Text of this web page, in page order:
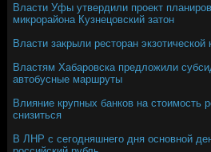
Власти Уфы утвердили проект
микрорайона Кузнецовский затон
Власти закрыли ресторан
Властям Хабаровска предложили
автобусные маршруты
Влияние крупных банков на стоимость
снизиться
В ЛНР с сегодняшнего дня основной